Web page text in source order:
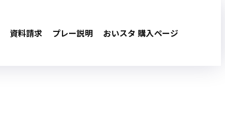
資料請求 プレー説明 おいスタ 購入ページ